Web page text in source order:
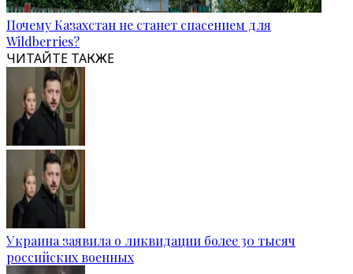
Почему Казахстан не станет спасением для
Wildberries?
ЧИТАЙТЕ ТАКЖЕ
Украина заявила о ликвидации более 30 тысяч
российских военных